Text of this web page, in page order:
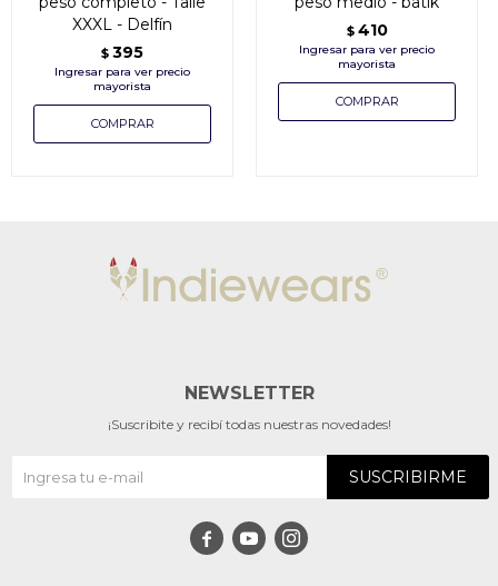
XXXL - Delfín
$ 395
$ 410
NEWSLETTER
¡Suscribite y recibí todas nuestras novedades!
SUSCRIBIRME
  